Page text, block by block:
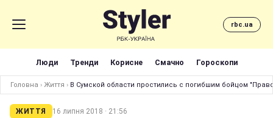
rbc.ua
Люди Тренди Корисне Смачно Гороскопи
Головна › Життя › В Сумской области простились с погибшим бойцом
ЖИТТЯ 16 липня 2018 · 21:56